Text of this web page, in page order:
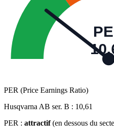
PER (Price Earnings Ratio)
Husqvarna AB ser. B : 10,61
PER : attractif (en dessous du